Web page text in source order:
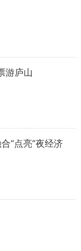
游庐山
“点亮”夜经济